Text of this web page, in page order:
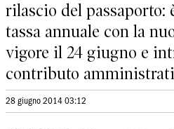
rilascio del passaporto:
tassa annuale con la
vigore il 24 giugno e
contributo
28 giugno 2014 03:12